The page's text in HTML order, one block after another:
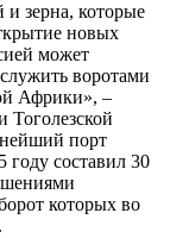
и зерна, которые
новых
может
воротами
Африки», –
Тоголезской
порт
году составил 30
которых во